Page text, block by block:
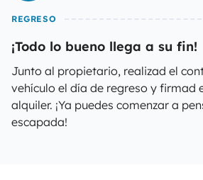
REGRESO
¡Todo lo bueno llega a su fin!
Junto al propietario, realizad el
vehículo el día de regreso y firmad
alquiler. ¡Ya puedes comenzar a
escapada!